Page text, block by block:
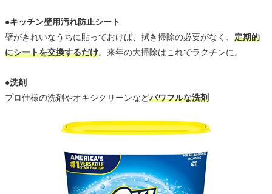
●キッチン壁用汚れ防止シート
壁がきれいなうちに貼っておけば、拭き掃除の必要がなく、 定期的
にシートを交換するだけ。来年の大掃除はこれでラクチンに。
●洗剤
プロ仕様の洗剤やオキシクリーンなどパワフルな洗剤